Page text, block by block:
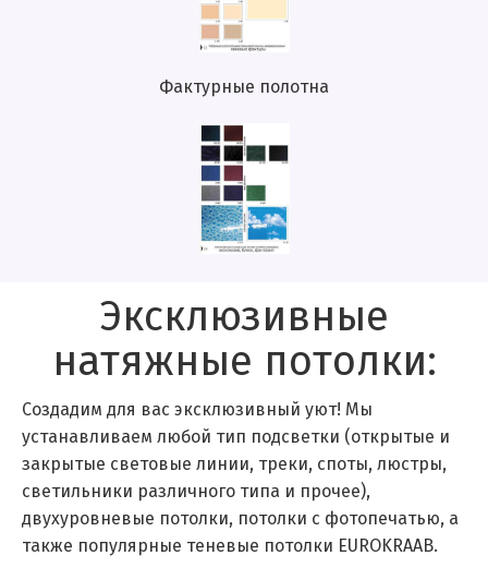
Фактурные полотна
Эксклюзивные
натяжные потолки:
Создадим для вас эксклюзивный уют! Мы
устанавливаем любой тип подсветки (открытые и
закрытые световые линии, треки, споты, люстры,
светильники различного типа и прочее),
двухуровневые потолки, потолки с фотопечатью, а
также популярные теневые потолки EUROKRAAB.